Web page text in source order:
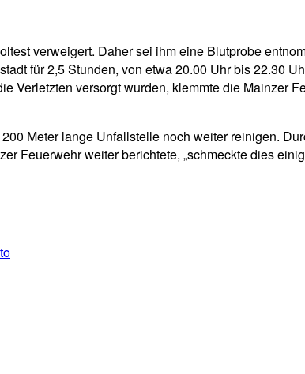
verweigert. Daher sei ihm eine Blutprobe
für 2,5 Stunden, von etwa 20.00 Uhr bis 22.30
versorgt wurden, klemmte die Mainzer
Meter lange Unfallstelle noch weiter reinigen.
Feuerwehr weiter berichtete, „schmeckte dies